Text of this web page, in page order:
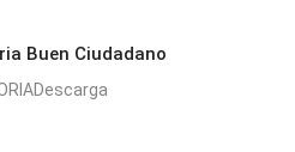
Buen Ciudadano